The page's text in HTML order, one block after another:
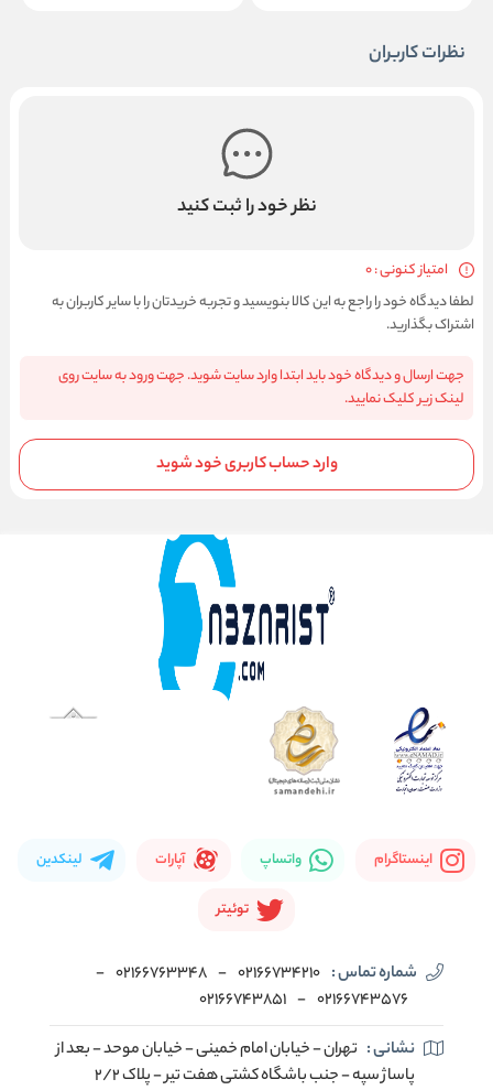
نظرات کاربران
نظر خود را ثبت کنید
امتیاز کنونی : 0
لطفا دیدگاه خود را راجع به این کالا بنویسید و تجربه خریدتان را با سایر کاربران به
اشتراک بگذارید.
جهت ارسال و دیدگاه خود باید ابتدا وارد سایت شوید. جهت ورود به سایت روی
لینک زیر کلیک نمایید.
وارد حساب کاربری خود شوید
اینستاگرام واتساپ آپارات لینکدین
توئیتر
شماره تماس : 02166734210
-
02166763348
-
02166743576
-
02166743851
نشانی : تهران - خیابان امام خمینی - خیابان موحد - بعد از
پاساژ سپه - جنب باشگاه کشتی هفت تیر - پلاک 2/2